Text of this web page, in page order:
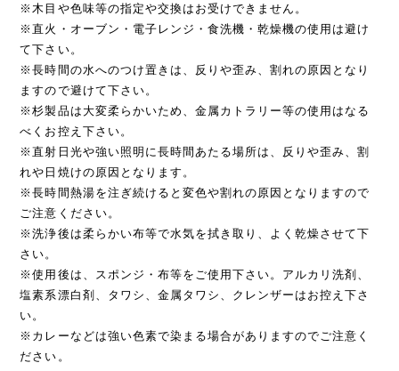
※木目や色味等の指定や交換はお受けできません。
※直火・オーブン・電子レンジ・食洗機・乾燥機の使用は避け
て下さい。
※長時間の水へのつけ置きは、反りや歪み、割れの原因となり
ますので避けて下さい。
※杉製品は大変柔らかいため、金属カトラリー等の使用はなる
べくお控え下さい。
※直射日光や強い照明に長時間あたる場所は、反りや歪み、割
れや日焼けの原因となります。
※長時間熱湯を注ぎ続けると変色や割れの原因となりますので
ご注意ください。
※洗浄後は柔らかい布等で水気を拭き取り、よく乾燥させて下
さい。
※使用後は、スポンジ・布等をご使用下さい。アルカリ洗剤、
塩素系漂白剤、タワシ、金属タワシ、クレンザーはお控え下さ
い。
※カレーなどは強い色素で染まる場合がありますのでご注意く
ださい。